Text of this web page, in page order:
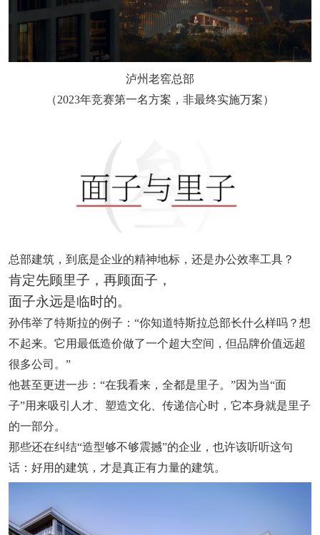
泸州老窖总部
（2023年竞赛第一名方案，非最终实施万案）
总部建筑，到底是企业的精神地标，还是办公效率工具？
肯定先顾里子，再顾面子，
面子永远是临时的。
孙伟举了特斯拉的例子：“你知道特斯拉总部长什么样吗？想
不起来。它用最低造价做了一个超大空间，但品牌价值远超
很多公司。”
他甚至更进一步：“在我看来，全都是里子。”因为当“面
子”用来吸引人才、塑造文化、传递信心时，它本身就是里子
的一部分。
那些还在纠结“造型够不够震撼”的企业，也许该听听这句
话：好用的建筑，才是真正有力量的建筑。